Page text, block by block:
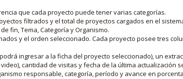
que cada proyecto puede tener varias categorías.
filtrados y el total de proyectos cargados en el
fin, Tema, Categoría y Organismo.
y el orden seleccionado. Cada proyecto posee tres
ingresar a la ficha del proyecto seleccionado), un
cantidad de visitas y fecha de la última actualización
responsable, categoría, período y avance en